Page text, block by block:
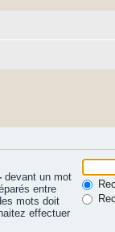
devant un mot
entre
mots doit
effectuer